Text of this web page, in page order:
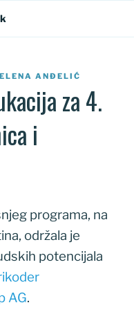
ANĐELIĆ
za 4.
i
programa, na
održala je
potencijala
AG.